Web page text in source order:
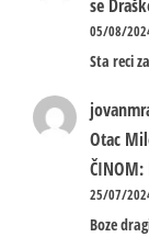
se
05/08/
Sta reci
Otac
25/07/
Boze